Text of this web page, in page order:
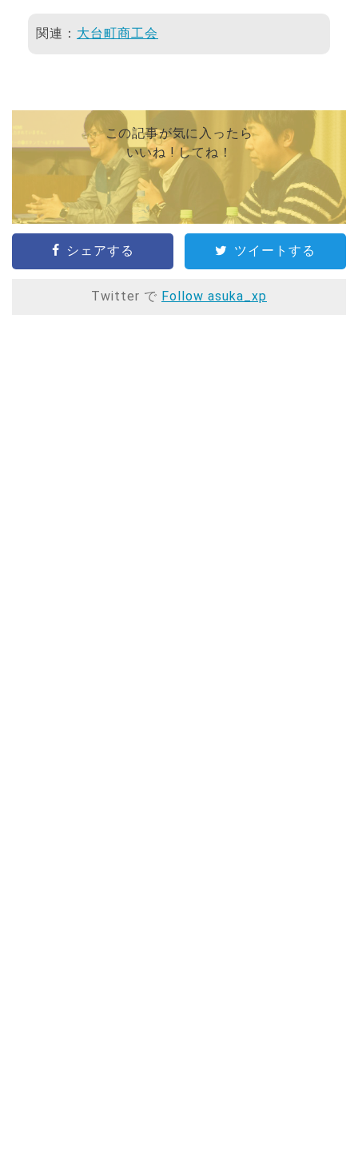
関連： 大台町商工会
この記事が気に入ったら
いいね ! してね！
シェアする ツイートする
Twitter で Follow asuka_xp